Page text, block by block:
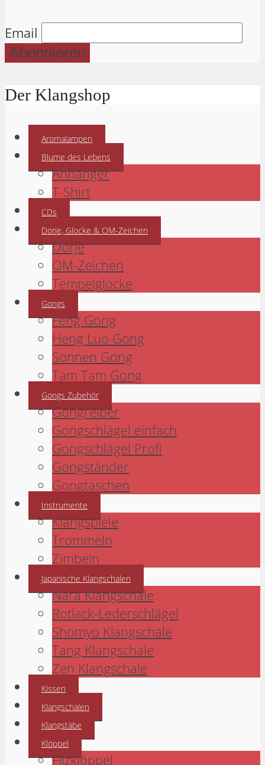
Email
Der Klangshop
Aromalampen
Blume des Lebens
Anhänger
T-Shirt
CDs
Dorje, Glocke & OM-Zeichen
Dorje
OM-Zeichen
Tempelglocke
Gongs
Feng Gong
Heng Luo Gong
Sonnen Gong
Tam Tam Gong
Gongs Zubehör
Gongreiber
Gongschlägel einfach
Gongschlägel Profi
Gongständer
Gongtaschen
Instrumente
Klangspiele
Trommeln
Zimbeln
Japanische Klangschalen
Nara Klangschale
Rotlack-Lederschlägel
Shomyo Klangschale
Tang Klangschale
Zen Klangschale
Kissen
Klangschalen
Klangstäbe
Klöppel
Filzklöppel